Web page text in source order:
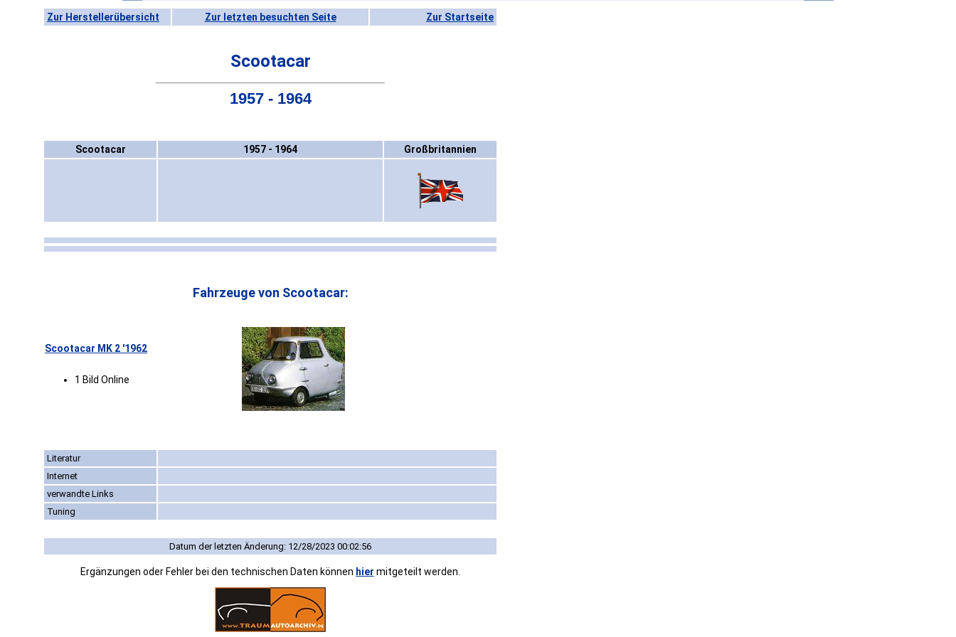
Zur Herstellerübersicht Zur letzten besuchten Seite Zur Startseite
Scootacar
1957 - 1964
Scootacar 1957 - 1964 Großbritannien
Fahrzeuge von Scootacar:
Scootacar MK 2 '1962
1 Bild Online
Literatur
Internet
verwandte Links
Tuning
Datum der letzten Änderung: 12/28/2023 00:02:56
Ergänzungen oder Fehler bei den technischen Daten können hier mitgeteilt werden.